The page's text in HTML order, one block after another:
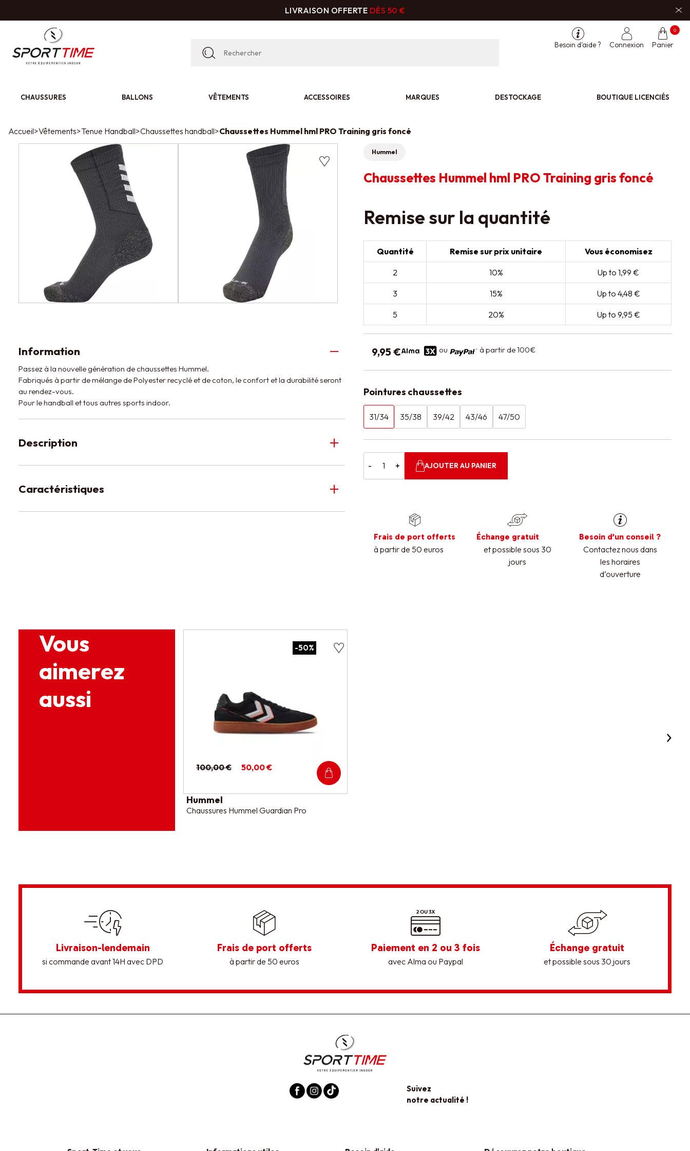
LIVRAISON OFFERTE DÈS 50 €
CHAUSSURES BALLONS VÊTEMENTS ACCESSOIRES MARQUES DESTOCKAGE BOUTIQUE LICENCIÉS
Besoin d'aide ? Connexion Panier
0
Accueil>Vêtements>Tenue Handball>Chaussettes handball>Chaussettes Hummel hml PRO Training gris foncé
Hummel
Chaussettes Hummel hml PRO Training gris foncé
Pointures chaussettes
31/34 35/38 39/42 43/46 47/50
9,95 € ou à partir de 100€
Remise sur la quantité
Quantité Remise sur prix unitaire Vous économisez
2 10% Up to 1,99 €
3 15% Up to 4,48 €
5 20% Up to 9,95 €
- + AJOUTER AU PANIER
Frais de port offerts
à partir de 50 euros
Échange gratuit
et possible sous 30
jours
Besoin d’un conseil ?
Contactez nous dans
les horaires
d’ouverture
Information
Passez à la nouvelle génération de chaussettes Hummel.
Fabriqués à partir de mélange de Polyester recyclé et de coton, le confort et la durabilité seront
au rendez-vous.
Pour le handball et tous autres sports indoor.
Description
Caractéristiques
Vous
aimerez
aussi
100,00 € 50,00 €
-50%
Hummel
Chaussures Hummel Guardian Pro
Livraison-lendemain
si commande avant 14H avec DPD
Frais de port offerts
à partir de 50 euros
Paiement en 2 ou 3 fois
avec Alma ou Paypal
Échange gratuit
et possible sous 30 jours
Suivez
notre actualité !